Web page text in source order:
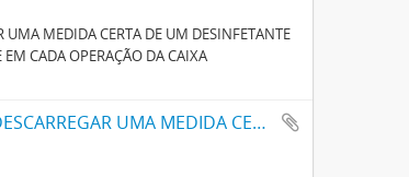
UMA MEDIDA CERTA DE UM DESINFETANTE
CADA OPERAÇÃO DA CAIXA
UM APARELHO AUTOMATICO APERFEIÇOADO PARA DESCARREGAR UMA MEDIDA CERTA DE UM LIQUIDO DESINFECTANTE NUMA CAIXA DE LAVAGEM DE LATRINA OU SEMELHANTE